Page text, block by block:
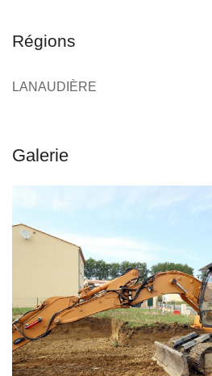
Régions
LANAUDIÈRE